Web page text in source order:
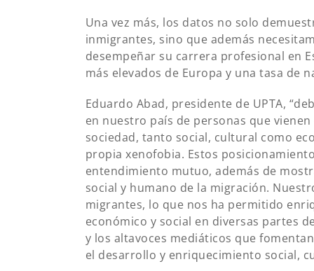
Una vez más, los datos no solo
inmigrantes, sino que además
desempeñar su carrera profesional en
más elevados de Europa y una tasa de
Eduardo Abad, presidente de UPTA,
en nuestro país de personas que
sociedad, tanto social, cultural como
propia xenofobia. Estos
entendimiento mutuo, además de
social y humano de la migración.
migrantes, lo que nos ha permitido
económico y social en diversas partes
y los altavoces mediáticos que
el desarrollo y enriquecimiento social,